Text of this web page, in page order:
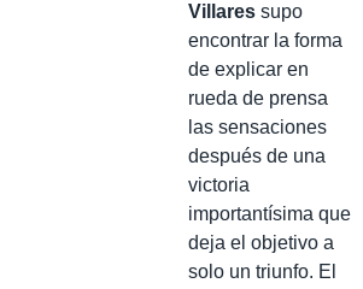
Villares supo
encontrar la forma
de explicar en
rueda de prensa
las sensaciones
después de una
victoria
importantísima que
deja el objetivo a
solo un triunfo. El